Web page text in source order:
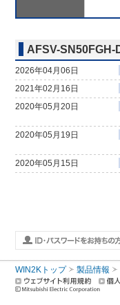
AFSV-SN50FGH-
2026年04月06日
2021年02月16日
2020年05月20日
2020年05月19日
2020年05月15日
WIN2Kトップ 製品情報